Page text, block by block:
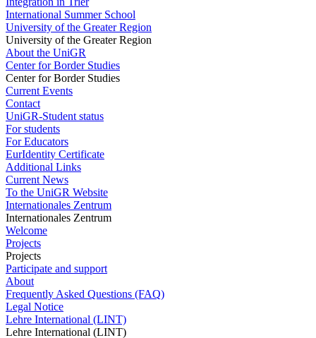
International Summer School
University of the Greater Region
University of the Greater Region
About the UniGR
Center for Border Studies
Center for Border Studies
Current Events
Contact
UniGR-Student status
For students
For Educators
EurIdentity Certificate
Additional Links
Current News
To the UniGR Website
Internationales Zentrum
Internationales Zentrum
Welcome
Projects
Projects
Participate and support
About
Frequently Asked Questions (FAQ)
Legal Notice
Lehre International (LINT)
Lehre International (LINT)